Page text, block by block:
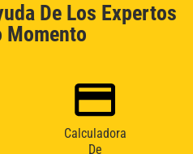
De Los Expertos
Momento
Calculadora
De